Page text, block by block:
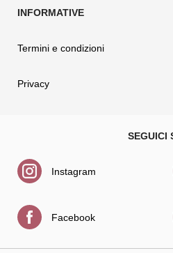
Termini e condizioni
Privacy
Instagram
Facebook